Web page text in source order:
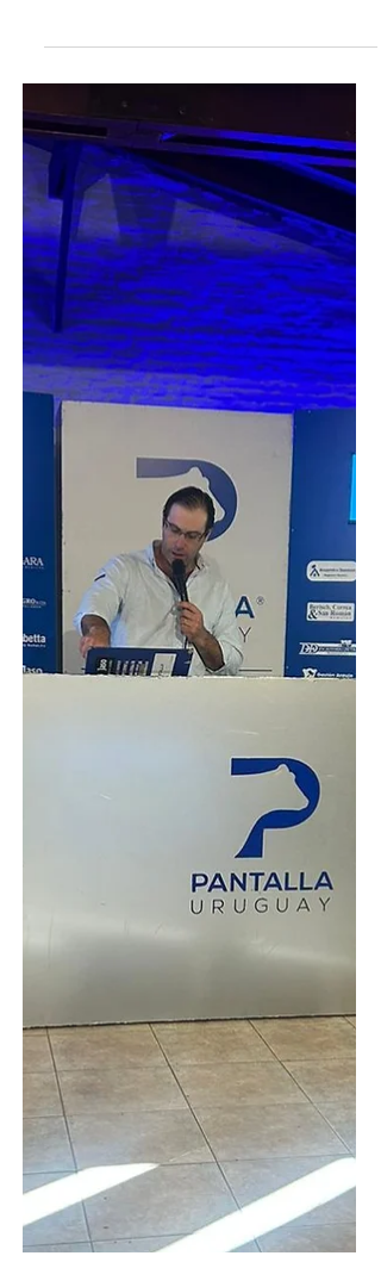
el remate 250 de Lote 21, que
vacunos en todas las categorías. La
actividad dará inicio a las 8.30 horas,
desde Vía Disegno en Montevideo,
dónde se ofrecerán 650 terneros, 97
enteros de más de un año, 430 novillos
de 1 a 2 años, 144 novillos de 2 a 3
años, 381 novillos de más de 3 años,
1.299 vacas de invernada, 696
terneras, 497 terneros y terneras, 880
vaquillonas de 1 a 2 años, 61 piezas
de cría, 554 vi